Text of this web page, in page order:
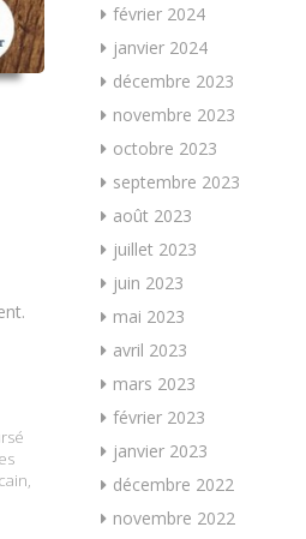
,
février 2024
janvier 2024
décembre 2023
novembre 2023
octobre 2023
septembre 2023
août 2023
juillet 2023
juin 2023
mai 2023
avril 2023
mars 2023
février 2023
janvier 2023
décembre 2022
novembre 2022